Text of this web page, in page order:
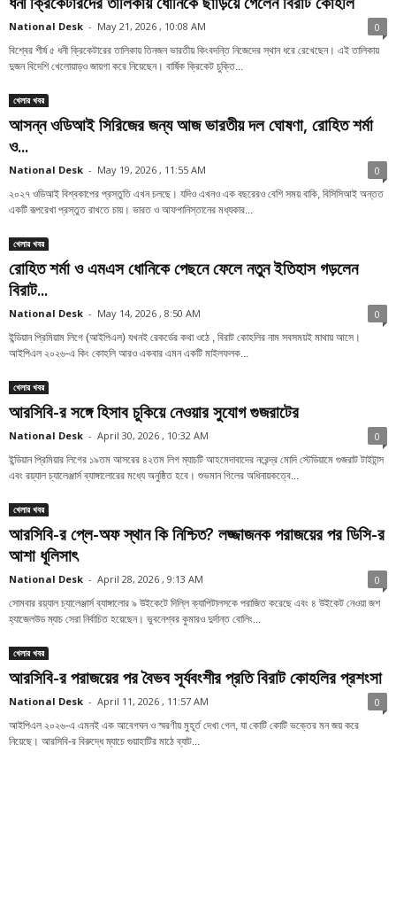
National Desk - May 21, 2026 , 10:08 AM 0
বিশ্বের শীর্ষ ৫ ধনী ক্রিকেটারের তালিকায় তিনজন ভারতীয় কিংবদন্তি নিজেদের স্থান ধরে রেখেছেন। এই তালিকায়
দুজন বিদেশি খেলোয়াড়ও জায়গা করে নিয়েছেন। বার্ষিক ক্রিকেট চুক্তি...
খেলার খবর
আসন্ন ওডিআই সিরিজের জন্য আজ ভারতীয় দল ঘোষণা, রোহিত শর্মা
ও...
National Desk - May 19, 2026 , 11:55 AM 0
২০২৭ ওডিআই বিশ্বকাপের প্রস্তুতি এখন চলছে। যদিও এখনও এক বছরেরও বেশি সময় বাকি, বিসিসিআই অন্তত
একটি রূপরেখা প্রস্তুত রাখতে চায়। ভারত ও আফগানিস্তানের মধ্যকার...
খেলার খবর
রোহিত শর্মা ও এমএস ধোনিকে পেছনে ফেলে নতুন ইতিহাস গড়লেন
বিরাট...
National Desk - May 14, 2026 , 8:50 AM 0
ইন্ডিয়ান প্রিমিয়াম লিগে (আইপিএল) যখনই রেকর্ডের কথা ওঠে , বিরাট কোহলির নাম সবসময়ই মাথায় আসে।
আইপিএল ২০২৬-এ কিং কোহলি আরও একবার এমন একটি মাইলফলক...
খেলার খবর
আরসিবি-র সঙ্গে হিসাব চুকিয়ে নেওয়ার সুযোগ গুজরাটের
National Desk - April 30, 2026 , 10:32 AM 0
ইন্ডিয়ান প্রিমিয়ার লিগের ১৯তম আসরের ৪২তম লিগ ম্যাচটি আহমেদাবাদের নরেন্দ্র মোদি স্টেডিয়ামে গুজরাট টাইটান্স
এবং রয়্যাল চ্যালেঞ্জার্স ব্যাঙ্গালোরের মধ্যে অনুষ্ঠিত হবে। শুভমান গিলের অধিনায়কত্বে...
খেলার খবর
আরসিবি-র প্লে-অফ স্থান কি নিশ্চিত? লজ্জাজনক পরাজয়ের পর ডিসি-র
আশা ধূলিসাৎ
National Desk - April 28, 2026 , 9:13 AM 0
সোমবার রয়্যাল চ্যালেঞ্জার্স ব্যাঙ্গালোর ৯ উইকেটে দিল্লি ক্যাপিটালসকে পরাজিত করেছে এবং ৪ উইকেট নেওয়া জশ
হ্যাজেলউড ম্যাচ সেরা নির্বাচিত হয়েছেন। ভুবনেশ্বর কুমারও দুর্দান্ত বোলিং...
খেলার খবর
আরসিবি-র পরাজয়ের পর বৈভব সূর্যবংশীর প্রতি বিরাট কোহলির প্রশংসা
National Desk - April 11, 2026 , 11:57 AM 0
আইপিএল ২০২৬-এ এমনই এক আবেগঘন ও স্মরণীয় মুহূর্ত দেখা গেল, যা কোটি কোটি ভক্তের মন জয় করে
নিয়েছে। আরসিবি-র বিরুদ্ধে ম্যাচে গুয়াহাটির মাঠে ব্যাট...